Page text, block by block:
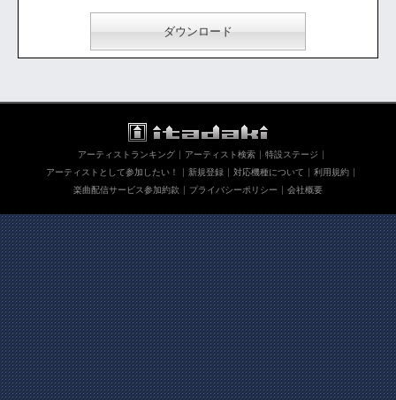
ダウンロード
アーティストランキング アーティスト検索
特設ステージ
アーティストとして参加したい！
新規登録 対応機種について
利用規約
楽曲配信サービス参加約款
プライバシーポリシー 会社概要